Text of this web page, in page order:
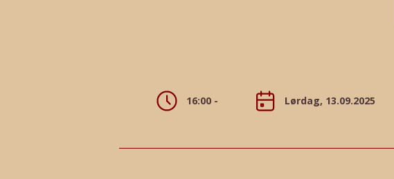
16:00 - Lørdag, 13.09.2025